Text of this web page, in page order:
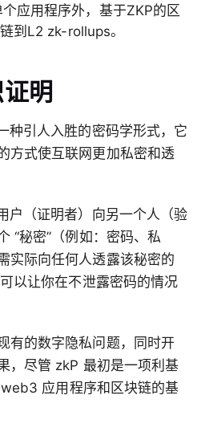
应用程序外，基于ZKP的区
到L2 zk-rollups。
明
种引人入胜的密码学形式，它
方式使互联网更加私密和透
户（证明者）向另一个人（验
“秘密”（例如：密码、私
实际向任何人透露该秘密的
以让你在不泄露密码的情况
有的数字隐私问题，同时开
，尽管 zkP 最初是一项利基
应用程序和区块链的基